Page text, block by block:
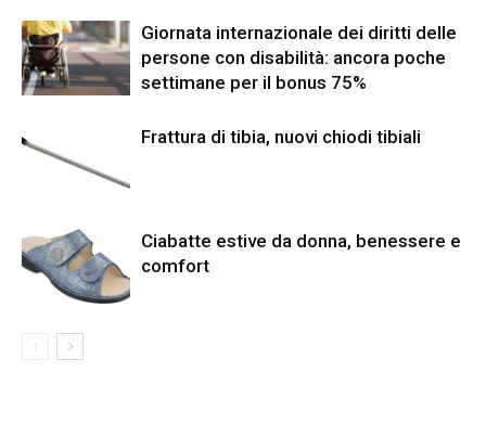
Giornata internazionale dei diritti delle
persone con disabilità: ancora poche
settimane per il bonus 75%
Frattura di tibia, nuovi chiodi tibiali
Ciabatte estive da donna, benessere e
comfort